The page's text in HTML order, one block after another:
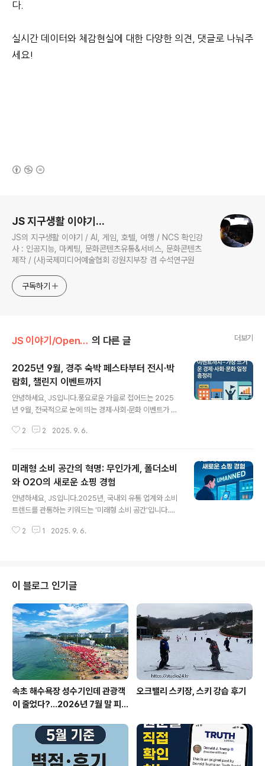
다.
실시간 데이터와 체감현실에 대한 다양한 의견, 댓글로 나눠주
세요!
JS 지구생활 이야기...
JS의 지구생활 이야기 / AI, 게임, 호텔, 여행 / NCS 확인강
사 : 인공지능, 마케팅, 문화콘텐츠유통&서비스, 문화콘텐츠
제작 / (사)국제미디어예술협회 강원지부장 겸 수석연구원
구독하기
JS 이야기/Open AI 의 다른 글 더보기
2025년 9월, 경주 숙박 페스타부터 전시·박
람회, 챌린지 이벤트까지
안녕하세요, JS입니다.풍요로운 가을로 접어드는 2025
년 9월, 전국적으로 눈에 띄는 경제·사회·문화 이벤트가 봇
C 기념 숙박 페스타부터 서울과 전국 각지의 대형 전시회·
참여형 프로그램이 가득합니다.이 글에서는 실시간 키워드
와 최신 미국/국내 언론·공식자료를 바탕으로, 9월의 주목
일정과 생생한 후기까지 정리했습니다.1. 경주 숙박 페스타
– 2025 APEC 시너지의 핵심9월~10월말, ‘경주에서 3
개최를 맞아 대대적인 관광 프로모션을 시작했습니다.‘경
2 2 2025. 9. 6.
미래형 소비 공간의 혁명: 무인가게, 폴더소비
와 O2O의 새로운 쇼핑 경험
안녕하세요, JS입니다.2025년, 국내외 유통 업계와 소비
트렌드를 관통하는 키워드는 '미래형 소비 공간'입니다.무
마트 진화, 그리고 폴더소비, 공간 소비 등 Z세대의 디지털
합니다.[주요 내용 요약]무인가게, AI·IoT 기반 완전 자동
화와 하이브리드 모델 확산Z세대 중심 폴더소비·공간 소
비, 경험 우선의 디지털 쇼핑 문화O2O·O4O(Online for
Offline) 서비스, 온·오프라인 연계 브랜드 전략편의점, 카
페, 헬스장, 팝업스토어 등 다양한 무인 비즈니..
2 1 2025. 9. 6.
이 블로그 인기글
속초 해수욕장 성수기인데 관광객
이 줄었다?…2026년 7월 말 피
오크밸리 스키장, 스키 강습 후기